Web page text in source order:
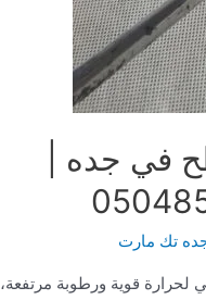
في جده |
تك مارت
قوية ورطوبة مرتفعة،